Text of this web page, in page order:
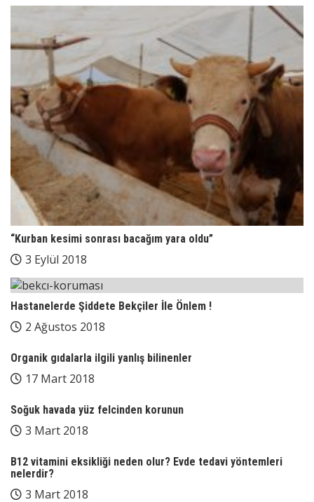
“Kurban kesimi sonrası bacağım yara oldu”
3 Eylül 2018
Hastanelerde Şiddete Bekçiler İle Önlem !
2 Ağustos 2018
Organik gıdalarla ilgili yanlış bilinenler
17 Mart 2018
Soğuk havada yüz felcinden korunun
3 Mart 2018
B12 vitamini eksikliği neden olur? Evde tedavi yöntemleri
nelerdir?
3 Mart 2018